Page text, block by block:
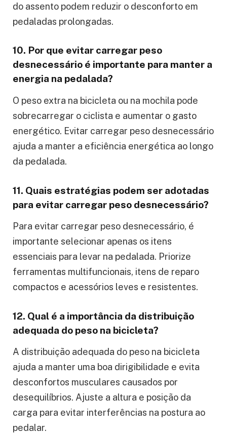
do assento podem reduzir o desconforto em
pedaladas prolongadas.
10. Por que evitar carregar peso
desnecessário é importante para manter a
energia na pedalada?
O peso extra na bicicleta ou na mochila pode
sobrecarregar o ciclista e aumentar o gasto
energético. Evitar carregar peso desnecessário
ajuda a manter a eficiência energética ao longo
da pedalada.
11. Quais estratégias podem ser adotadas
para evitar carregar peso desnecessário?
Para evitar carregar peso desnecessário, é
importante selecionar apenas os itens
essenciais para levar na pedalada. Priorize
ferramentas multifuncionais, itens de reparo
compactos e acessórios leves e resistentes.
12. Qual é a importância da distribuição
adequada do peso na bicicleta?
A distribuição adequada do peso na bicicleta
ajuda a manter uma boa dirigibilidade e evita
desconfortos musculares causados por
desequilíbrios. Ajuste a altura e posição da
carga para evitar interferências na postura ao
pedalar.